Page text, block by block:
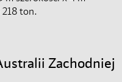
218 ton.
Zachodniej